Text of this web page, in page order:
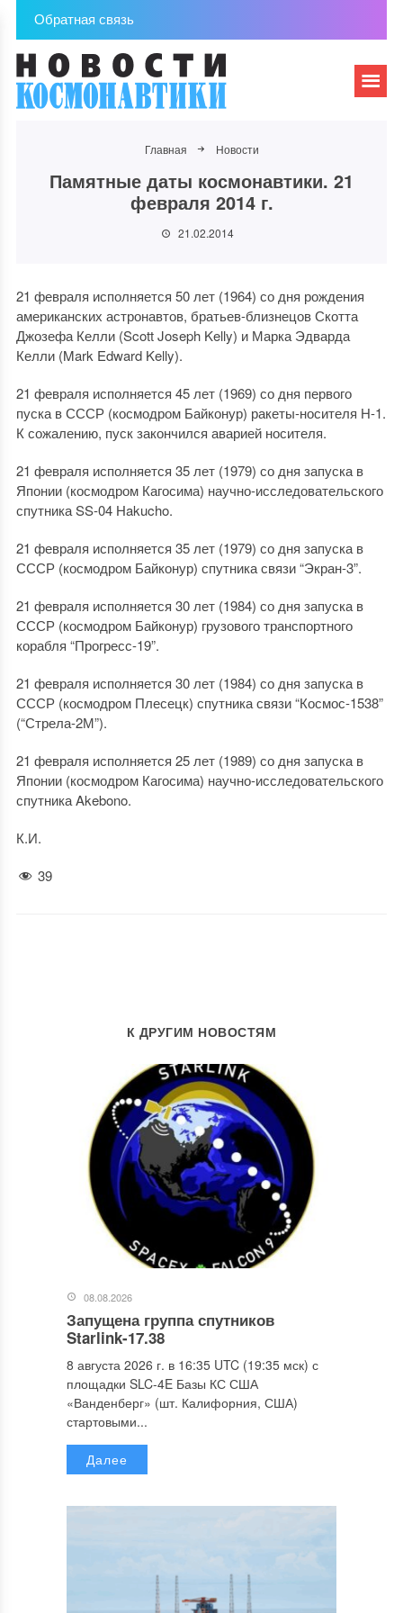
Обратная связь
Главная Новости
Памятные даты космонавтики. 21
февраля 2014 г.
21.02.2014
21 февраля исполняется 50 лет (1964) со дня рождения
американских астронавтов, братьев-близнецов Скотта
Джозефа Келли (Scott Joseph Kelly) и Марка Эдварда
Келли (Mark Edward Kelly).
21 февраля исполняется 45 лет (1969) со дня первого
пуска в СССР (космодром Байконур) ракеты-носителя Н-1.
К сожалению, пуск закончился аварией носителя.
21 февраля исполняется 35 лет (1979) со дня запуска в
Японии (космодром Кагосима) научно-исследовательского
спутника SS-04 Hakucho.
21 февраля исполняется 35 лет (1979) со дня запуска в
СССР (космодром Байконур) спутника связи “Экран-3”.
21 февраля исполняется 30 лет (1984) со дня запуска в
СССР (космодром Байконур) грузового транспортного
корабля “Прогресс-19”.
21 февраля исполняется 30 лет (1984) со дня запуска в
СССР (космодром Плесецк) спутника связи “Космос-1538”
(“Стрела-2М”).
21 февраля исполняется 25 лет (1989) со дня запуска в
Японии (космодром Кагосима) научно-исследовательского
спутника Akebono.
К.И.
39
К ДРУГИМ НОВОСТЯМ
08.08.2026
Запущена группа спутников
Starlink-17.38
8 августа 2026 г. в 16:35 UTC (19:35 мск) с
площадки SLC-4E Базы КС США
«Ванденберг» (шт. Калифорния, США)
стартовыми...
Далее